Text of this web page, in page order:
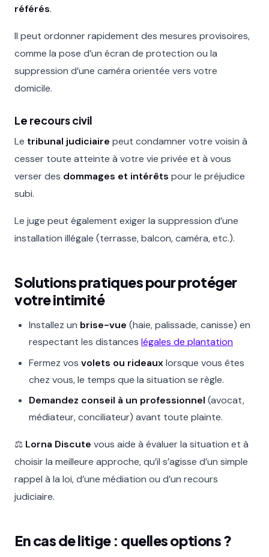
référés.
Il peut ordonner rapidement des mesures provisoires,
comme la pose d’un écran de protection ou la
suppression d’une caméra orientée vers votre
domicile.
Le recours civil
Le tribunal judiciaire peut condamner votre voisin à
cesser toute atteinte à votre vie privée et à vous
verser des dommages et intérêts pour le préjudice
subi.
Le juge peut également exiger la suppression d’une
installation illégale (terrasse, balcon, caméra, etc.).
Solutions pratiques pour protéger
votre intimité
Installez un brise-vue (haie, palissade, canisse) en
respectant les distances légales de plantation
Fermez vos volets ou rideauxlorsque vous êtes
chez vous, le temps que la situation se règle.
Demandez conseil à un professionnel (avocat,
médiateur, conciliateur) avant toute plainte.
⚖️ Lorna Discute vous aide à évaluer la situation et à
choisir la meilleure approche, qu’il s’agisse d’un simple
rappel à la loi, d’une médiation ou d’un recours
judiciaire.
En cas de litige : quelles options ?